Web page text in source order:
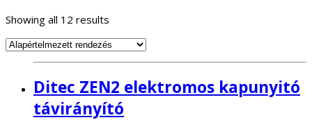
Showing all 12 results
Ditec ZEN2 elektromos kapunyitó
távirányító